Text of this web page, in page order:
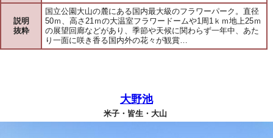
説明
抜粋
国立公園大山の麓にある国内最大級のフラワーパーク。直径
50ｍ、高さ21ｍの大温室フラワードームや1周1ｋｍ地上25ｍ
の展望回廊などがあり、季節や天候に関わらず一年中、あた
り一面に咲き香る国内外の花々が観賞…
大野池
米子・皆生・大山